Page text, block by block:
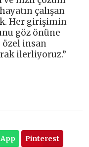
çalışan
Her girişimin
göz önüne
insan
ilerliyoruz.”
Pinterest